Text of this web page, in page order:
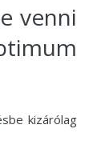
venni
kizárólag